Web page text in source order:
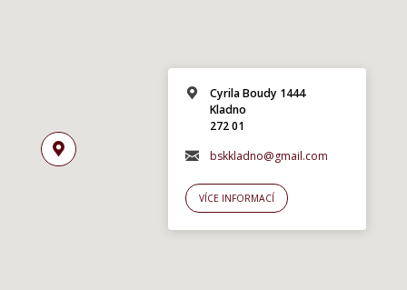
Cyrila Boudy 1444
Kladno
272 01
bskkladno@gmail.com
VÍCE INFORMACÍ